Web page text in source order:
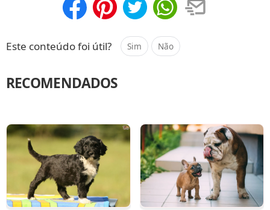
Este conteúdo foi útil? Sim Não
RECOMENDADOS